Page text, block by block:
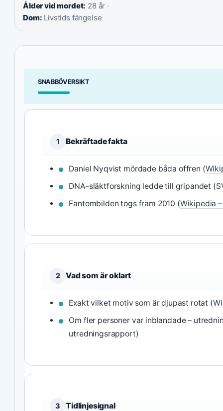
Ålder vid mordet: 28 år ·
Dom: Livstids fängelse
SNABBÖVERSIKT
1 Bekräftade fakta
Daniel Nyqvist mördade båda offren (
DNA-släktforskning ledde till gripandet (
Fantombilden togs fram 2010 (Wikipedia
2 Vad som är oklart
Exakt vilket motiv som är djupast rotat (
Om fler personer var inblandade –
utredningsrapport)
3 Tidlinjesignal